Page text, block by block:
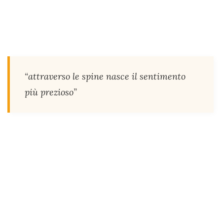
“attraverso le spine nasce il sentimento
più prezioso”